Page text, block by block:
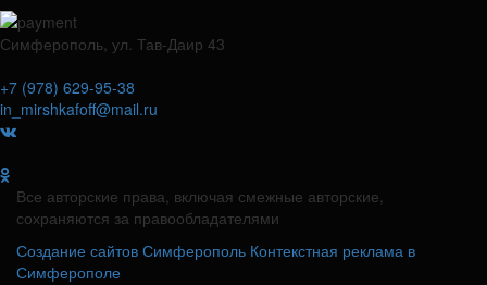
Симферополь, ул. Тав-Даир 43
+7 (978) 629-95-38
in_mirshkafoff@mail.ru
Все авторские права, включая смежные авторские,
сохраняются за правообладателями
Создание сайтов Симферополь Контекстная реклама в
Симферополе